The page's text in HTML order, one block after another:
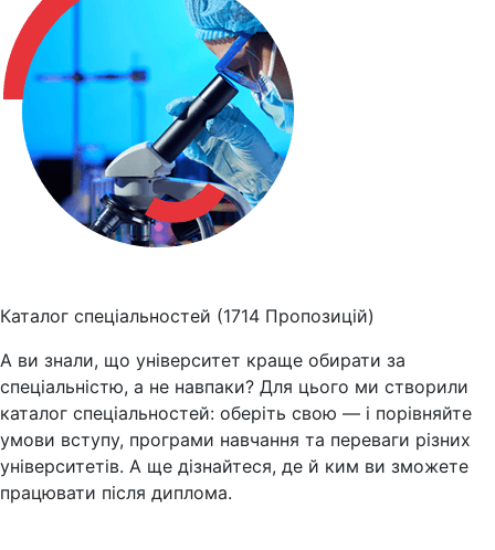
Каталог спеціальностей (1714 Пропозицій)
А ви знали, що університет краще обирати за
спеціальністю, а не навпаки? Для цього ми створили
каталог спеціальностей: оберіть свою — і порівняйте
умови вступу, програми навчання та переваги різних
університетів. А ще дізнайтеся, де й ким ви зможете
працювати після диплома.